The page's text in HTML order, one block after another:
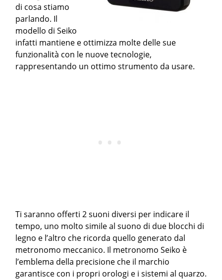
di cosa stiamo
parlando. Il
modello di Seiko
infatti mantiene e ottimizza molte delle sue
funzionalità con le nuove tecnologie,
rappresentando un ottimo strumento da usare.
Ti saranno offerti 2 suoni diversi per indicare il
tempo, uno molto simile al suono di due blocchi di
legno e l’altro che ricorda quello generato dal
metronomo meccanico. Il metronomo Seiko è
l’emblema della precisione che il marchio
garantisce con i propri orologi e i sistemi al quarzo.